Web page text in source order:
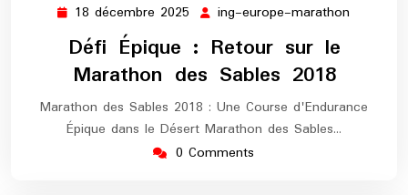
18 décembre 2025 18
décembre
2025
ing-europe-marathon
Défi Épique : Retour sur le
Marathon des Sables 2018
Marathon des Sables 2018 : Une Course d'Endurance
Épique dans le Désert Marathon des Sables…
0 Comments